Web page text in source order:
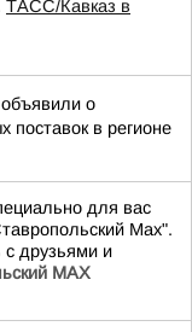
ТАСС/Кавказ в
о
поставок в регионе
для вас
Max".
с друзьями и
MAX